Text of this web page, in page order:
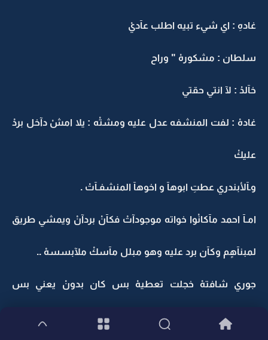
غادهِ : اي شيء تبيه اطلب عآديْ
سلطان : مشكورهْ " وراح
خآلدْ : لآ انتي حقتي
غادهْ : لفت المنشفه عدل عليه ومشتْه : يلا امشْ دآخل بردْ
عليكْ
وـآلأبندري عطتِ ابوهآ و اخوهآ المنشفـآتْ .
امـآ احمد مآكانْوا خواته موجودآتْ فكآنْ بردآنْ ويمشي طريق
لمبنآهٍم وكآن برد عليه وهو مبلل مآسكْ ملآبسسهْ ..
جوري شافتهْ خجلت تعطيهْ بس كان بدونْ يعني بس